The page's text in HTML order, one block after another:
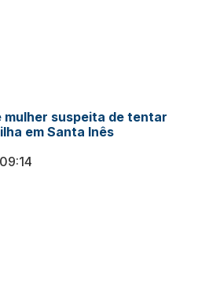
mulher suspeita de tentar
em Santa Inês
09:14